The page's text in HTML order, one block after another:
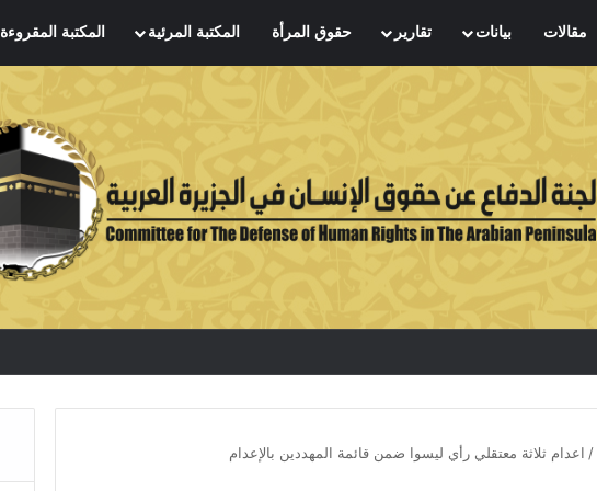
مقالات بيانات تقارير حقوق المرأة المكتبة المرئية المكتبة المقروءة
/ اعدام ثلاثة معتقلي رأي ليسوا ضمن قائمة المهددين بالإعدام